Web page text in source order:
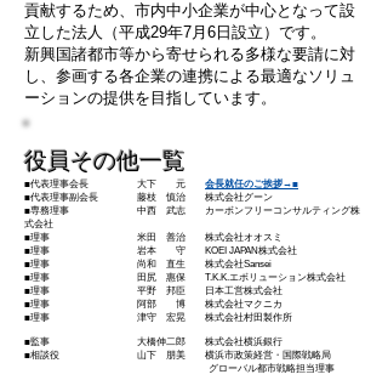
貢献するため、市内中小企業が中心となって設
立した法人（平成29年7月6日設立）です。
新興国諸都市等から寄せられる多様な要請に対
し、参画する各企業の連携による最適なソリュ
ーションの提供を目指しています。
役員その他一覧
■代表理事会長 大下 元 会長就任のご挨拶→■
■代表理事副会長 藤枝 慎治 株式会社グーン
■専務理事 中西 武志 カーボンフリーコンサルティング株
式会社
■理事 米田 善治 株式会社オオスミ
■理事 岩本 守 KOEI JAPAN株式会社
■理事 尚和 直生 株式会社Sansei
■理事 田尻 惠保 T.K.K.エボリューション株式会社
■理事 平野 邦臣 日本工営株式会社
■理事 阿部 博 株式会社マクニカ
■理事 津守 宏晃 株式会社村田製作所
■監事 大橋伸二郎 株式会社横浜銀行
■相談役 山下 朋美 横浜市政策経営・国際戦略局
グローバル都市戦略担当理事